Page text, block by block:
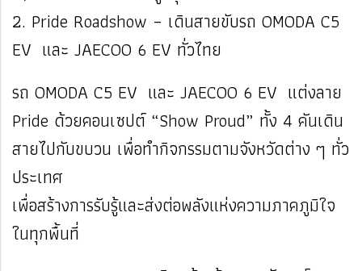
2. Pride Roadshow – เดินสายขับรถ OMODA C5
EV และ JAECOO 6 EV ทั่วไทย
รถ OMODA C5 EV และ JAECOO 6 EV แต่งลาย
Pride ด้วยคอนเซปต์ “Show Proud” ทั้ง 4 คันเดิน
สายไปกับขบวน เพื่อทำกิจกรรมตามจังหวัดต่าง ๆ ทั่ว
ประเทศ
เพื่อสร้างการรับรู้และส่งต่อพลังแห่งความภาคภูมิใจ
ในทุกพื้นที่